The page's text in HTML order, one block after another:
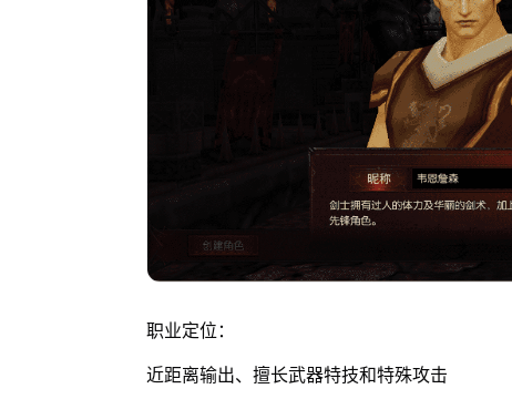
职业定位：
近距离输出、擅长武器特技和特殊攻击